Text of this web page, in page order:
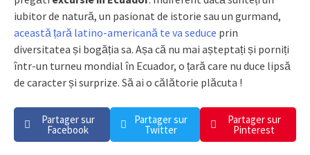
iubitor de natură, un pasionat de istorie sau un gurmand,
această țară latino-americană te va seduce prin
diversitatea și bogăția sa. Așa că nu mai așteptați și porniți
într-un turneu mondial în Ecuador, o țară care nu duce lipsă
de caracter și surprize. Să ai o călătorie plăcuta !
Partager sur
Facebook
Partager sur
Twitter
Partager sur
Pinterest